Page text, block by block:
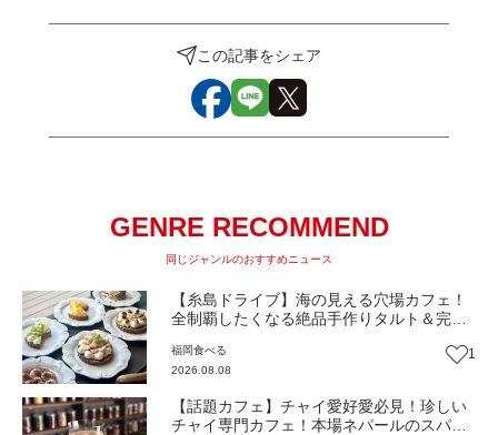
この記事をシェア
GENRE RECOMMEND
同じジャンルのおすすめニュース
【糸島ドライブ】海の見える穴場カフェ！
全制覇したくなる絶品手作りタルト＆完全
ら糸島』（福岡・糸島市）【まち歩き】
福岡食べる
2026.08.08
1
【話題カフェ】チャイ愛好愛必見！珍しい
チャイ専門カフェ！本場ネパールのスパイ